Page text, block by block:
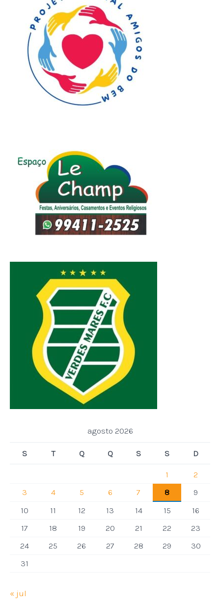
agosto 2026
S T Q Q S S D
1
2
3
4 5 6 7 8
9
10
11 12 13 14 15
16
17
18 19 20 21 22
23
24
25 26 27 28 29
30
31
« jul